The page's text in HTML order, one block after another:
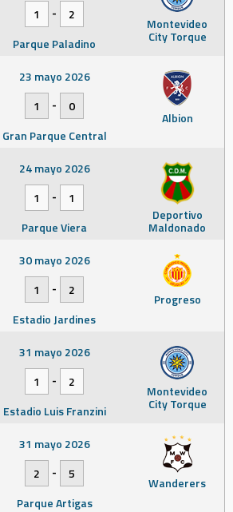
Montevideo
City Torque
1
-
2
Parque Paladino
Albion
23 mayo 2026
1
-
0
Gran Parque Central
Deportivo
Maldonado
24 mayo 2026
1
-
1
Parque Viera
Progreso
30 mayo 2026
1
-
2
Estadio Jardines
Montevideo
City Torque
31 mayo 2026
1
-
2
Estadio Luis Franzini
Wanderers
31 mayo 2026
2
-
5
Parque Artigas